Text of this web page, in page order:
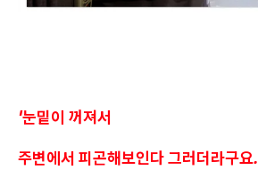
'눈밑이 꺼져서
주변에서 피곤해보인다 그러더라구요.